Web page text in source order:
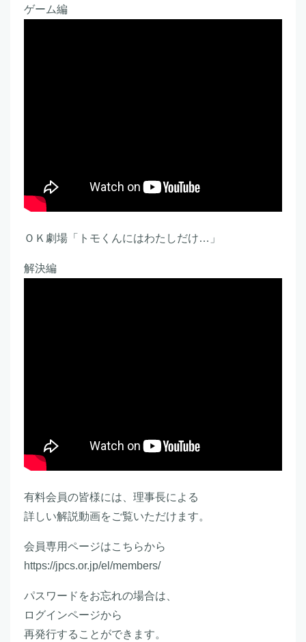
ゲーム編
ＯＫ劇場「トモくんにはわたしだけ…」
解決編
有料会員の皆様には、理事長による
詳しい解説動画をご覧いただけます。
会員専用ページはこちらから
https://jpcs.or.jp/el/members/
パスワードをお忘れの場合は、
ログインページから
再発行することができます。